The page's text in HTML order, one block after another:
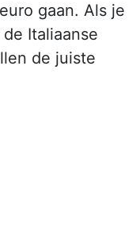
gaan. Als je
Italiaanse
de juiste